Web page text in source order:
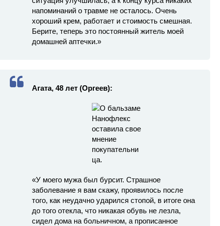
напоминаний о травме не осталось. Очень
хороший крем, работает и стоимость смешная.
Берите, теперь это постоянный житель моей
домашней аптечки.»
Агата, 48 лет (Оргеев):
«У моего мужа был бурсит. Страшное
заболевание я вам скажу, проявилось после
того, как неудачно ударился стопой, в итоге она
до того отекла, что никакая обувь не лезла,
сидел дома на больничном, а прописанное